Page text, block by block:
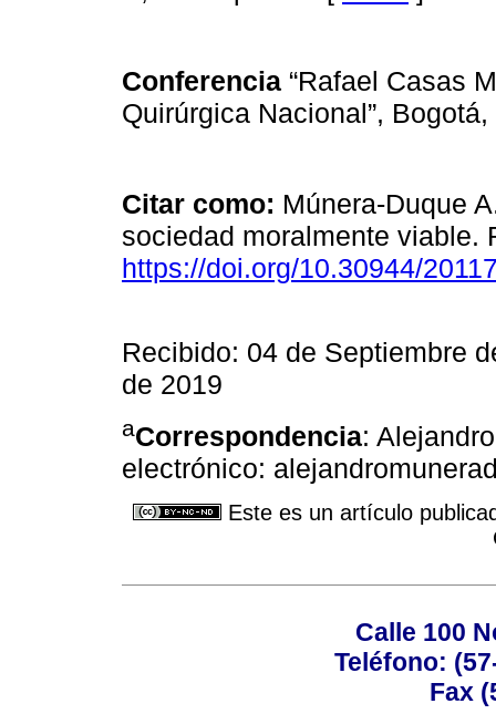
Conferencia “Rafael Casas
Quirúrgica Nacional”,
Citar como: Múnera-Duque
sociedad moralmente viable.
https://doi.org/10.30944/
Recibido: 04 de Septiembre
de 2019
aCorrespondencia:
electrónico:
Este es un artículo
Calle 100
Teléfono:
Fax